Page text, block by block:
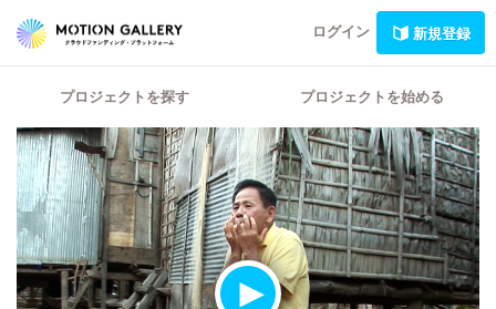
ログイン 新規登録
プロジェクトを探す プロジェクトを始める